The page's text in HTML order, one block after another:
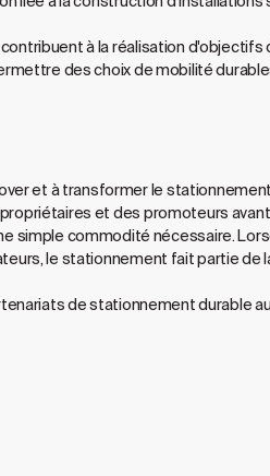
à la réalisation d'objectifs
des choix de mobilité
et à transformer le
et des promoteurs
simple commodité nécessaire.
le stationnement fait partie de
de stationnement durable